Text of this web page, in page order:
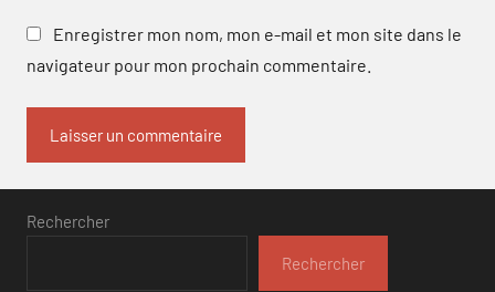
Enregistrer mon nom, mon e-mail et mon site dans le
navigateur pour mon prochain commentaire.
Rechercher
Rechercher